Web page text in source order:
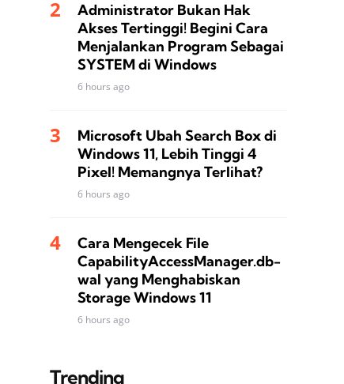
Administrator Bukan Hak
Akses Tertinggi! Begini Cara
Menjalankan Program Sebagai
SYSTEM di Windows
6 hours ago
Microsoft Ubah Search Box di
Windows 11, Lebih Tinggi 4
Pixel! Memangnya Terlihat?
6 hours ago
Cara Mengecek File
CapabilityAccessManager.db-
wal yang Menghabiskan
Storage Windows 11
6 hours ago
Trending